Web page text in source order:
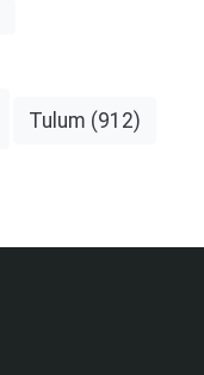
Tulum (912)